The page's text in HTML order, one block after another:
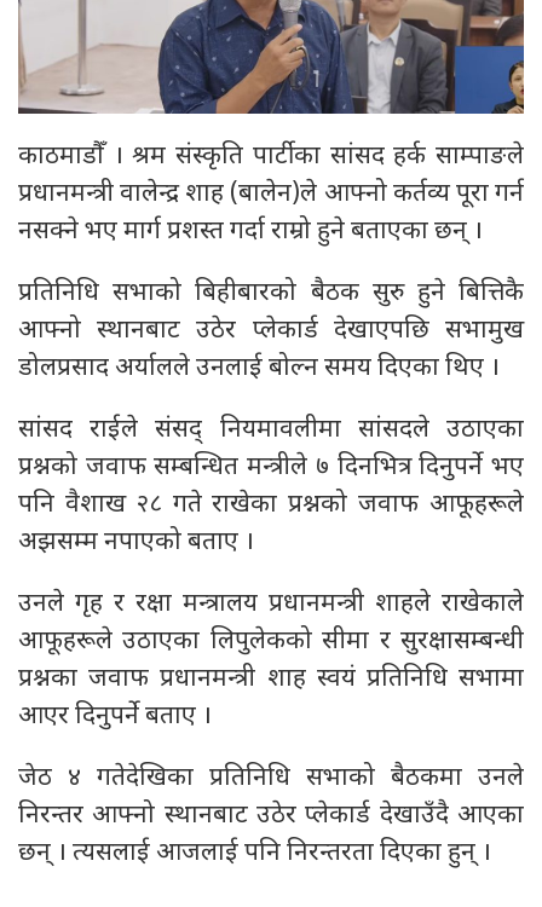
काठमाडौँ । श्रम संस्कृति पार्टीका सांसद हर्क साम्पाङले
प्रधानमन्त्री वालेन्द्र शाह (बालेन)ले आफ्नो कर्तव्य पूरा गर्न
नसक्ने भए मार्ग प्रशस्त गर्दा राम्रो हुने बताएका छन् ।
प्रतिनिधि सभाको बिहीबारको बैठक सुरु हुने बित्तिकै
आफ्नो स्थानबाट उठेर प्लेकार्ड देखाएपछि सभामुख
डोलप्रसाद अर्यालले उनलाई बोल्न समय दिएका थिए ।
सांसद राईले संसद् नियमावलीमा सांसदले उठाएका
प्रश्नको जवाफ सम्बन्धित मन्त्रीले ७ दिनभित्र दिनुपर्ने भए
पनि वैशाख २८ गते राखेका प्रश्नको जवाफ आफूहरूले
अझसम्म नपाएको बताए ।
उनले गृह र रक्षा मन्त्रालय प्रधानमन्त्री शाहले राखेकाले
आफूहरूले उठाएका लिपुलेकको सीमा र सुरक्षासम्बन्धी
प्रश्नका जवाफ प्रधानमन्त्री शाह स्वयं प्रतिनिधि सभामा
आएर दिनुपर्ने बताए ।
जेठ ४ गतेदेखिका प्रतिनिधि सभाको बैठकमा उनले
निरन्तर आफ्नो स्थानबाट उठेर प्लेकार्ड देखाउँदै आएका
छन् । त्यसलाई आजलाई पनि निरन्तरता दिएका हुन् ।